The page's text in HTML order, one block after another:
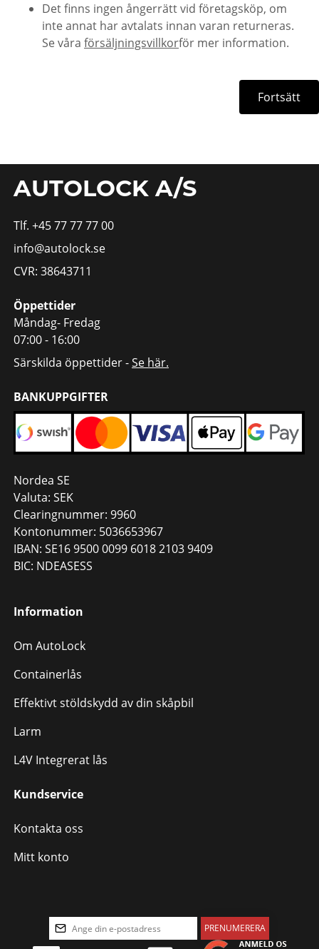
Det finns ingen ångerrätt vid företagsköp, om
inte annat har avtalats innan varan returneras.
Se våra försäljningsvillkorför mer information.
Fortsätt
AUTOLOCK A/S
Tlf. +45 77 77 77 00
info@autolock.se
CVR: 38643711
Öppettider
Måndag- Fredag
07:00 - 16:00
Särskilda öppettider -Se här.
BANKUPPGIFTER
Nordea SE
Valuta: SEK
Clearingnummer: 9960
Kontonummer: 5036653967
IBAN: SE16 9500 0099 6018 2103 9409
BIC: NDEASESS
Information
Om AutoLock
Containerlås
Effektivt stöldskydd av din skåpbil
Larm
L4V Integrerat lås
Kundservice
Kontakta oss
Mitt konto
PRENUMERERA